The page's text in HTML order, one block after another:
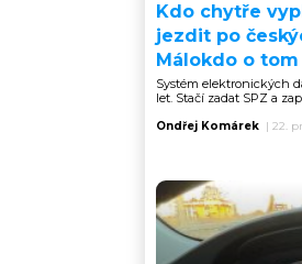
Kdo chytře
jezdit po
Málokdo o
Systém elektronických
let. Stačí zadat SPZ a
Ondřej Komárek | 22.